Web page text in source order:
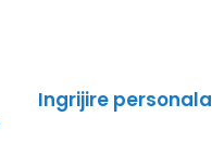
Ingrijire personala